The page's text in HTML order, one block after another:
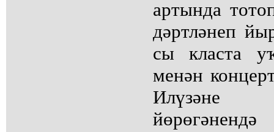
артында
дәртләнеп
сы класта
менән
Илүзәне